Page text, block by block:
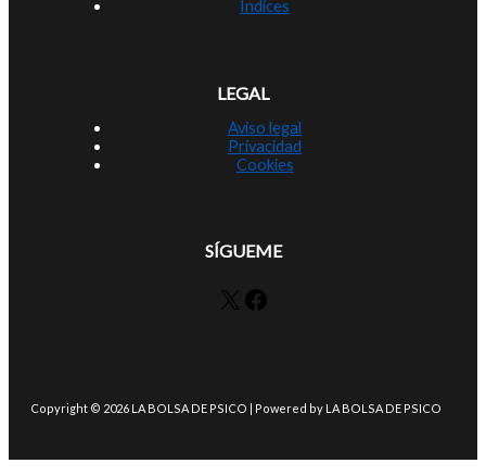
Índices
LEGAL
Aviso legal
Privacidad
Cookies
SÍGUEME
X Facebook
Copyright © 2026 LA BOLSA DE PSICO | Powered by LA BOLSA DE PSICO